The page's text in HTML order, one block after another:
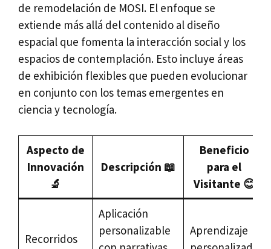
de remodelación de MOSI. El enfoque se
extiende más allá del contenido al diseño
espacial que fomenta la interacción social y los
espacios de contemplación. Esto incluye áreas
de exhibición flexibles que pueden evolucionar
en conjunto con los temas emergentes en
ciencia y tecnología.
Aspecto de
Innovación
🔬
Descripción 📖
Beneficio
para el
Visitante 😊
Recorridos
Aplicación
personalizable
Aprendizaje